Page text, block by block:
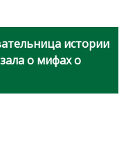
истории
о мифах о